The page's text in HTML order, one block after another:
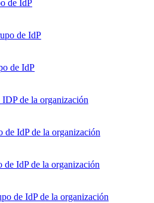
de IdP
de IdP
de IdP
de la organización
de IdP de la organización
de IdP de la organización
de IdP de la organización